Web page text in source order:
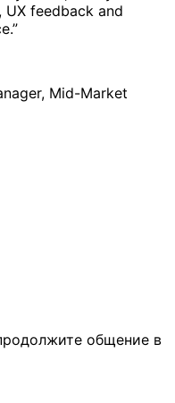
feedback and
Mid-Market
общение в